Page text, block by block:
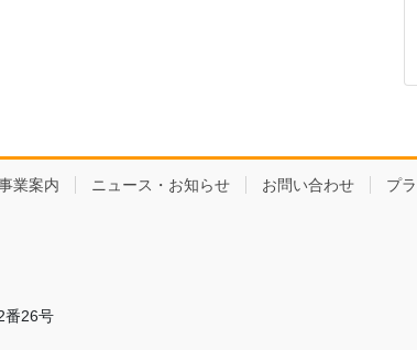
業案内 ニュース・お知らせ お問い合わせ プ
番26号